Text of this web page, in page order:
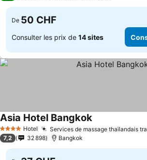
De 50 CHF
Consulter les prix de 14 sites
4 Étoiles Hotel Services de massage thaïlandais
Asia Hotel BangkokConsulter les
7,2 32 898 Bangkok